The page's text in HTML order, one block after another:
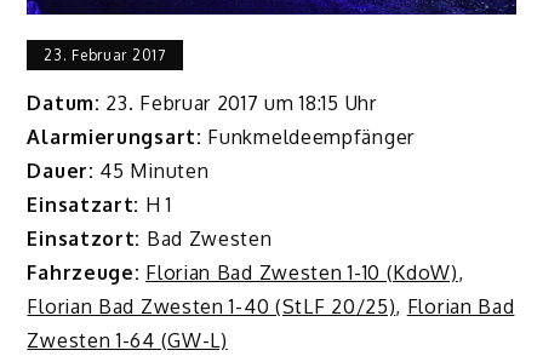
23. Februar 2017
Datum: 23. Februar 2017 um 18:15 Uhr
Alarmierungsart: Funkmeldeempfänger
Dauer: 45 Minuten
Einsatzart: H 1
Einsatzort: Bad Zwesten
Fahrzeuge: Florian Bad Zwesten 1-10 (KdoW),
Florian Bad Zwesten 1-40 (StLF 20/25), Florian Bad
Zwesten 1-64 (GW-L)